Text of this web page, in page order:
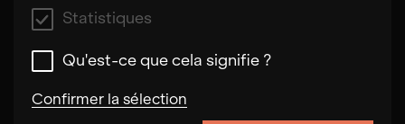
Statistiques
Qu'est-ce que cela signifie ?
Confirmer la sélection